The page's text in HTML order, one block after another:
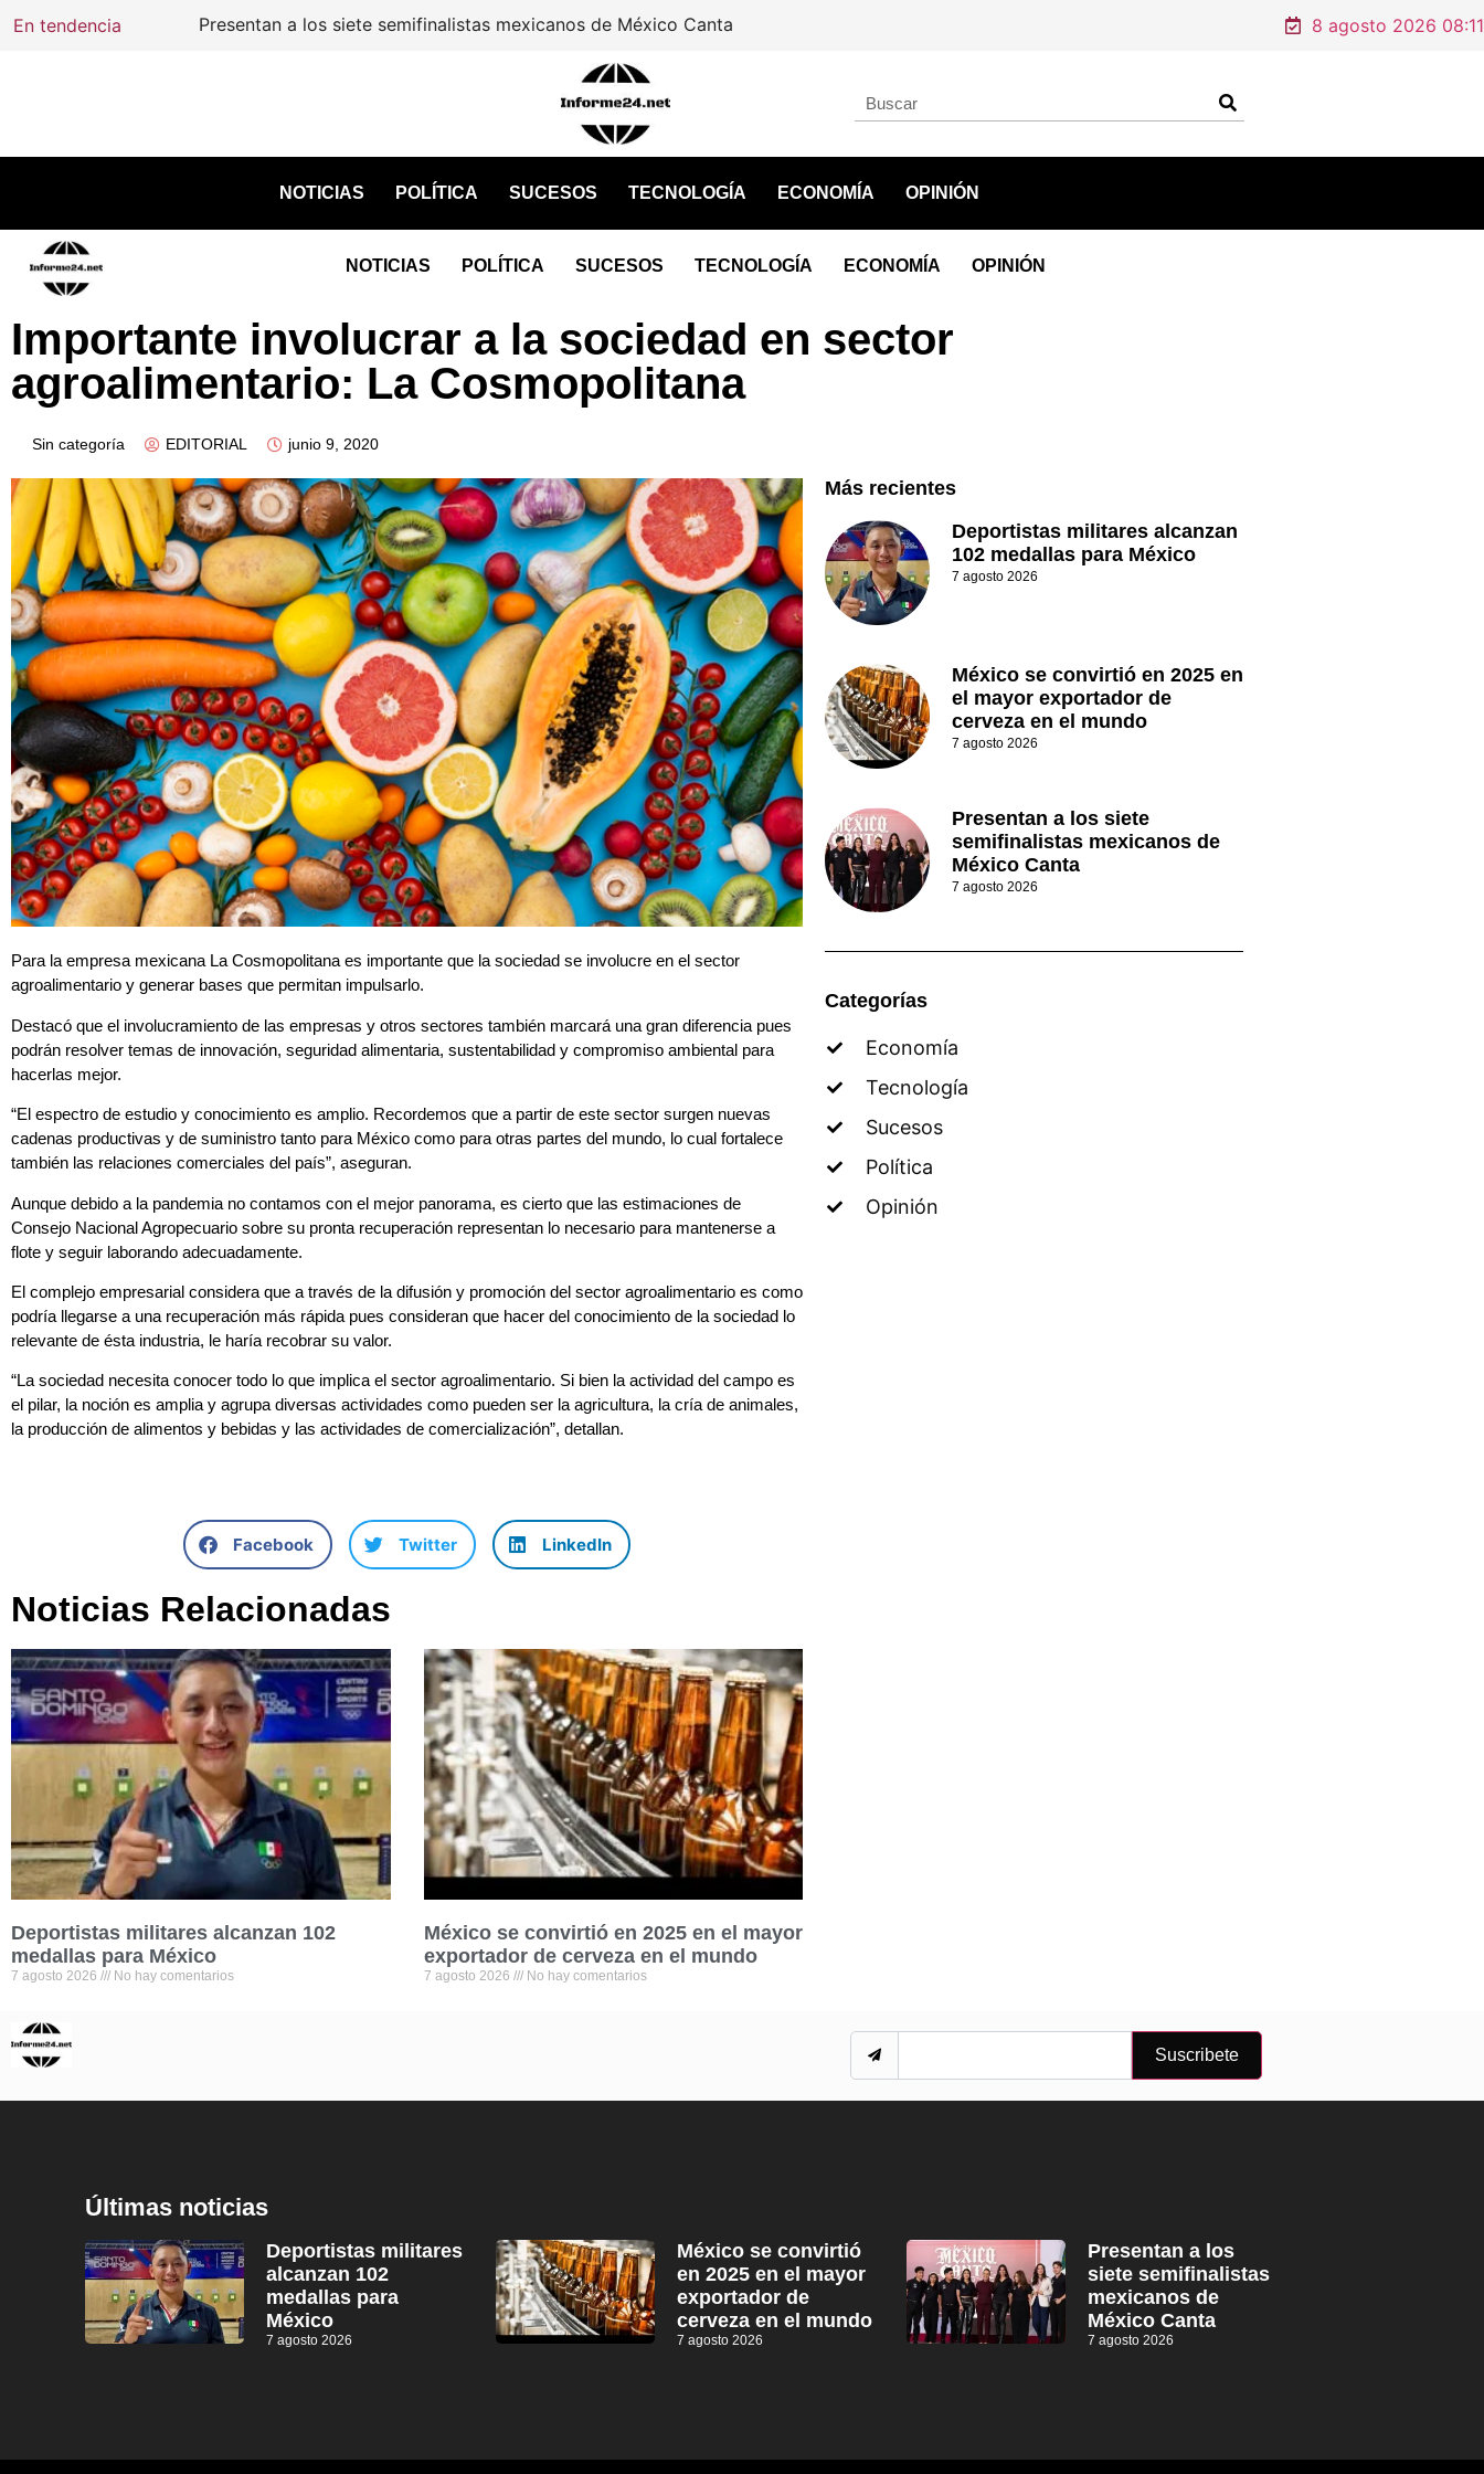
En tendencia Presentan a los siete semifinalistas mexicanos de México Canta 8 agosto 2026 08:11
NOTICIAS POLÍTICA SUCESOS TECNOLOGÍA ECONOMÍA OPINIÓN
NOTICIAS POLÍTICA SUCESOS TECNOLOGÍA ECONOMÍA OPINIÓN
Importante involucrar a la sociedad en sector
agroalimentario: La Cosmopolitana
Sin categoría EDITORIAL junio 9, 2020
Para la empresa mexicana La Cosmopolitana es importante que la sociedad se involucre en el sector
agroalimentario y generar bases que permitan impulsarlo.
Destacó que el involucramiento de las empresas y otros sectores también marcará una gran diferencia pues
podrán resolver temas de innovación, seguridad alimentaria, sustentabilidad y compromiso ambiental para
hacerlas mejor.
“El espectro de estudio y conocimiento es amplio. Recordemos que a partir de este sector surgen nuevas
cadenas productivas y de suministro tanto para México como para otras partes del mundo, lo cual fortalece
también las relaciones comerciales del país”, aseguran.
Aunque debido a la pandemia no contamos con el mejor panorama, es cierto que las estimaciones de
Consejo Nacional Agropecuario sobre su pronta recuperación representan lo necesario para mantenerse a
flote y seguir laborando adecuadamente.
El complejo empresarial considera que a través de la difusión y promoción del sector agroalimentario es como
podría llegarse a una recuperación más rápida pues consideran que hacer del conocimiento de la sociedad lo
relevante de ésta industria, le haría recobrar su valor.
“La sociedad necesita conocer todo lo que implica el sector agroalimentario. Si bien la actividad del campo es
el pilar, la noción es amplia y agrupa diversas actividades como pueden ser la agricultura, la cría de animales,
la producción de alimentos y bebidas y las actividades de comercialización”, detallan.
Facebook Twitter LinkedIn
Noticias Relacionadas
Deportistas militares alcanzan 102
medallas para México
7 agosto 2026 No hay comentarios
México se convirtió en 2025 en el mayor
exportador de cerveza en el mundo
7 agosto 2026 No hay comentarios
Más recientes
Deportistas militares alcanzan
102 medallas para México
7 agosto 2026
México se convirtió en 2025 en
el mayor exportador de
cerveza en el mundo
7 agosto 2026
Presentan a los siete
semifinalistas mexicanos de
México Canta
7 agosto 2026
Categorías
Economía
Tecnología
Sucesos
Política
Opinión
Suscribete
Últimas noticias
Deportistas militares
alcanzan 102
medallas para
México
7 agosto 2026
México se convirtió
en 2025 en el mayor
exportador de
cerveza en el mundo
7 agosto 2026
Presentan a los
siete semifinalistas
mexicanos de
México Canta
7 agosto 2026